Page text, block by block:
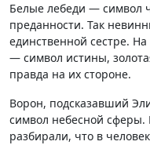
Белые лебеди — символ
преданности. Так
единственной сестре.
— символ истины,
правда на их стороне.
Ворон, подсказавший
символ небесной сферы.
разбирали, что в